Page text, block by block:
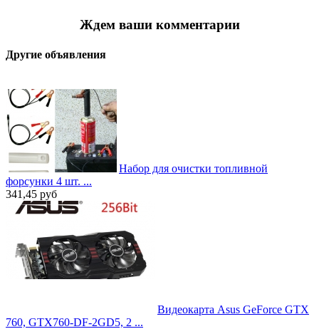
Ждем ваши комментарии
Другие объявления
Набор для очистки топливной
форсунки 4 шт. ...
341,45 руб
Видеокарта Asus GeForce GTX
760, GTX760-DF-2GD5, 2 ...